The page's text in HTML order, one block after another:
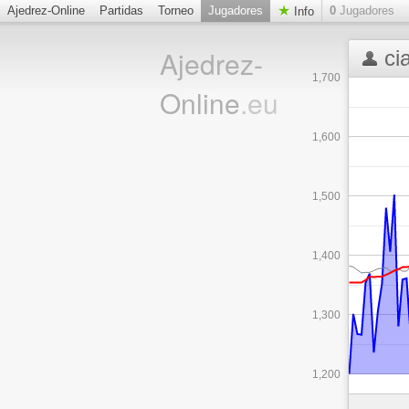
Ajedrez-Online Partidas Torneo Jugadores Info 0 Jugadores
Ajedrez-
Online.eu
1,200
1,300
1,400
1,500
1,600
1,700